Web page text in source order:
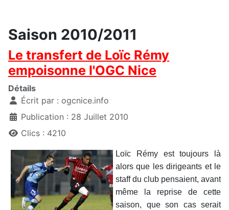
Saison 2010/2011
Le transfert de Loïc Rémy
empoisonne l'OGC Nice
Détails
Écrit par : ogcnice.info
Publication : 28 Juillet 2010
Clics : 4210
Loïc Rémy est toujours là
alors que les dirigeants et le
staff du club pensaient, avant
même la reprise de cette
saison, que son cas serait